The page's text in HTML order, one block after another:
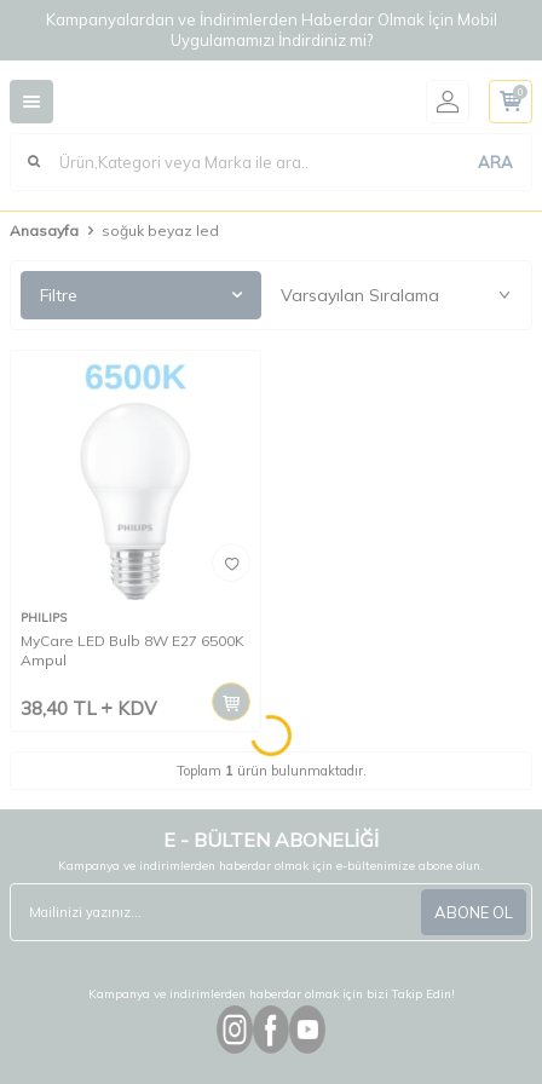
Kampanyalardan ve İndirimlerden Haberdar Olmak İçin Mobil
Uygulamamızı İndirdiniz mi?
ARA
0
Anasayfa soğuk beyaz led
Filtre
PHILIPS
MyCare LED Bulb 8W E27 6500K
Ampul
38,40 TL KDV
Toplam 1 ürün bulunmaktadır.
E - BÜLTEN ABONELİĞİ
Kampanya ve indirimlerden haberdar olmak için e-bültenimize abone olun.
ABONE OL
Kampanya ve indirimlerden haberdar olmak için bizi Takip Edin!